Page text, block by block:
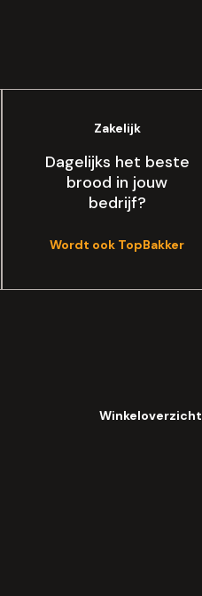
Dagelijks het beste
brood in jouw
bedrijf?
Zakelijk
Wordt ook TopBakker
Winkeloverzicht